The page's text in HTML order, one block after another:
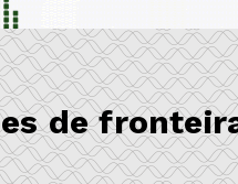
de